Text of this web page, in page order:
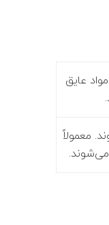
عایق
معمولاً